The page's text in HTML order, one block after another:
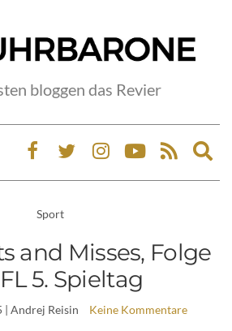
bloggen das Revier
Sport
and Misses, Folge
5. Spieltag
| Andrej Reisin Keine Kommentare